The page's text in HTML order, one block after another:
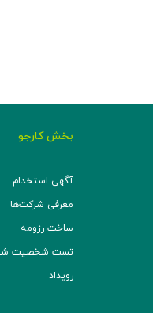
بخش کارجو
آگهی استخدام
معرفی شرکت‌ها
ساخت رزومه
تست شخصیت
رویداد